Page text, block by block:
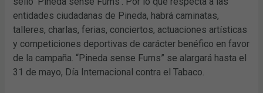
entidades ciudadanas de Pineda, habrá caminatas,
talleres, charlas, ferias, conciertos, actuaciones artísticas
y competiciones deportivas de carácter benéfico en favor
de la campaña. “Pineda sense Fums” se alargará hasta el
31 de mayo, Día Internacional contra el Tabaco.